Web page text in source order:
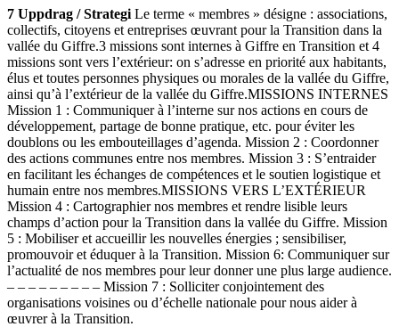
7 Uppdrag / Strategi Le terme « membres » désigne : associations,
collectifs, citoyens et entreprises œuvrant pour la Transition dans la
vallée du Giffre.3 missions sont internes à Giffre en Transition et 4
missions sont vers l’extérieur: on s’adresse en priorité aux habitants,
élus et toutes personnes physiques ou morales de la vallée du Giffre,
ainsi qu’à l’extérieur de la vallée du Giffre.MISSIONS INTERNES
Mission 1 : Communiquer à l’interne sur nos actions en cours de
développement, partage de bonne pratique, etc. pour éviter les
doublons ou les embouteillages d’agenda. Mission 2 : Coordonner
des actions communes entre nos membres. Mission 3 : S’entraider
en facilitant les échanges de compétences et le soutien logistique et
humain entre nos membres.MISSIONS VERS L’EXTÉRIEUR
Mission 4 : Cartographier nos membres et rendre lisible leurs
champs d’action pour la Transition dans la vallée du Giffre. Mission
5 : Mobiliser et accueillir les nouvelles énergies ; sensibiliser,
promouvoir et éduquer à la Transition. Mission 6: Communiquer sur
l’actualité de nos membres pour leur donner une plus large audience.
– – – – – – – – – Mission 7 : Solliciter conjointement des
organisations voisines ou d’échelle nationale pour nous aider à
œuvrer à la Transition.